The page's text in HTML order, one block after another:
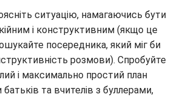
ситуацію, намагаючись бути
і конструктивним (якщо це
посередника, який міг би
розмови). Спробуйте
і максимально простий план
та вчителів з буллерами,